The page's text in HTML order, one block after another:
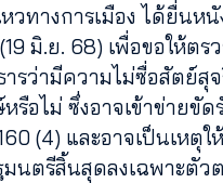
วทางการเมือง ได้ยื่นห
มิ.ย. 68) เพื่อขอให้ตร
รว่ามีความไม่ซื่อสัตย์สุ
รือไม่ ซึ่งอาจเข้าข่ายขั
(4) และอาจเป็นเหตุใ
นตรีสิ้นสุดลงเฉพาะตัว